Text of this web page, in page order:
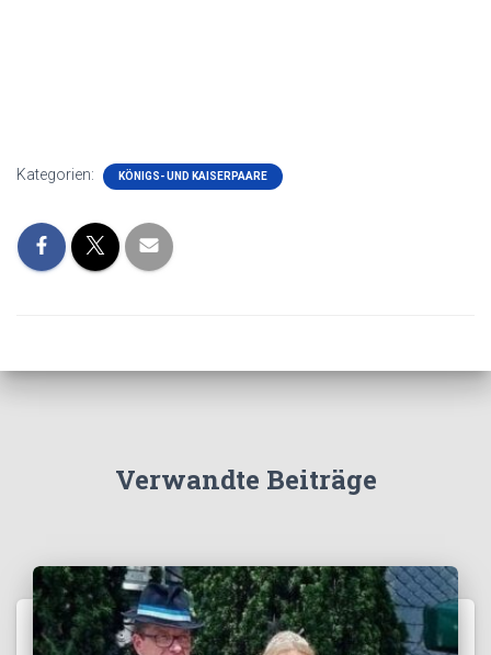
Kategorien: KÖNIGS- UND KAISERPAARE
Verwandte Beiträge